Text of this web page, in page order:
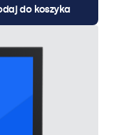
do koszyka